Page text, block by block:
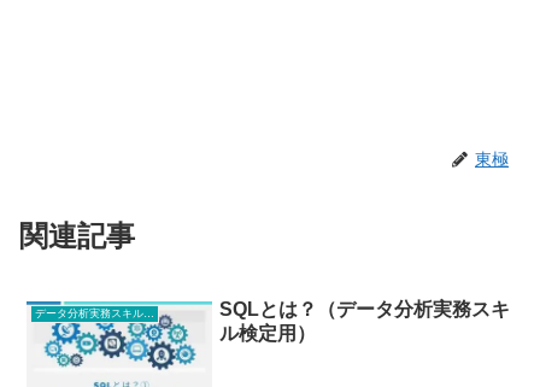
東極
関連記事
データ分析実務スキル検定
SQLとは？（データ分析実務スキ
ル検定用）